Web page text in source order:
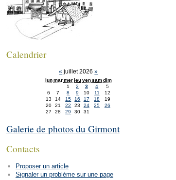
Calendrier
« juillet 2026»
lun mar mer jeu ven sam dim
1
2 3 4
5
6
7 8 9 10 11
12
13
14 15 16 17 18
19
20
21 22 23 24 25
26
27
28 29 30 31
Galerie de photos du Girmont
Contacts
Proposer un article
Signaler un problème sur une page